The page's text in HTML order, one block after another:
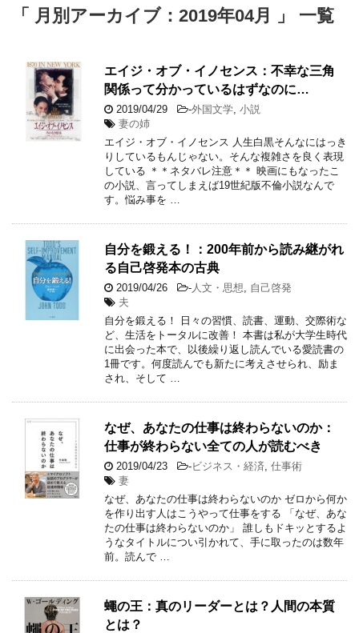
「 月別アーカイブ：2019年04月 」 一覧
エイジ・オブ・イノセンス：不幸な三角
関係って分かっているはずなのに…
2019/04/29 -外国文学 小説
妻の姉
エイジ・オブ・イノセンス 人生白黒そんなにはっき
りしているもんじゃない。そんな複雑さを良く表現
している ＊＊ネタバレ注意＊＊ 映画にもなったこ
の小説、言ってしまえば19世紀版不倫小説なんで
す。悩み事を …
自分を鍛える！：200年前から読み継がれ
る自己啓発本の古典
2019/04/26 - 人文・思想
自己啓発
夫
自分を鍛える！ 日々の習慣、読書、運動、交際術な
ど、生活をトータルに改善！ 本書は私が大学生時代
に出会った本で、以後繰り返し読んでいる愛読書の
1冊です。何度読んでも新たに考えさせられ、励ま
され、そして …
なぜ、あなたの仕事は終わらないのか：
仕事が終わらない全ての人が読むべき
2019/04/23 -ビジネス・経済 仕事術
妻
なぜ、あなたの仕事は終わらないのか ゼロから何か
を作り出す人はこうやって仕事をする 「なぜ、あな
たの仕事は終わらないのか」 誰しもドキッとするよ
うなタイトルについ引かれて、手に取ったのは数年
前。読んで …
蠅の王：真のリーダーとは？人間の本質
とは？